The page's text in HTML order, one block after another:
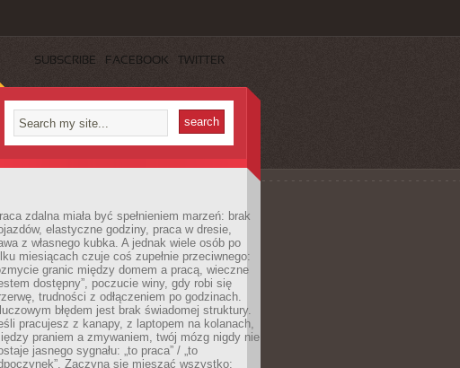
SUBSCRIBE FACEBOOK TWITTER
zdalna miała być spełnieniem marzeń: brak
elastyczne godziny, praca w dresie,
z własnego kubka. A jednak wiele osób po
miesiącach czuje coś zupełnie przeciwnego:
granic między domem a pracą, wieczne
dostępny”, poczucie winy, gdy robi się
trudności z odłączeniem po godzinach.
błędem jest brak świadomej struktury.
pracujesz z kanapy, z laptopem na kolanach,
praniem a zmywaniem, twój mózg nigdy nie
jasnego sygnału: „to praca” / „to
Zaczyna się mieszać wszystko: